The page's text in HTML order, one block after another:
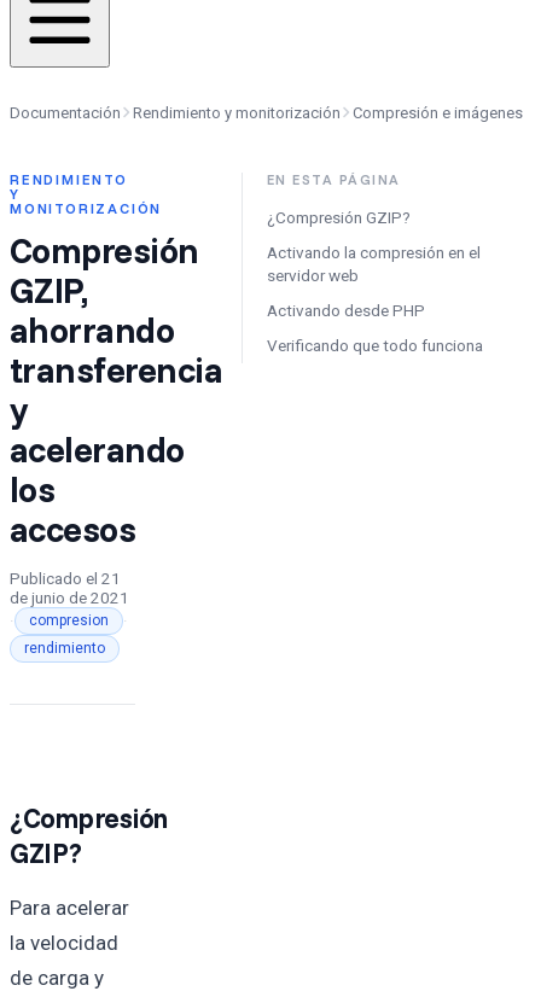
Documentación Rendimiento y monitorización Compresión e imágenes
RENDIMIENTO
Y
MONITORIZACIÓN
Compresión
GZIP,
ahorrando
transferencia
y
acelerando
los
accesos
Publicado el 21
de junio de 2021
·
compresion ·
rendimiento
¿Compresión
GZIP?
Para acelerar
la velocidad
de carga y
EN ESTA PÁGINA
¿Compresión GZIP?
Activando la compresión en el
servidor web
Activando desde PHP
Verificando que todo funciona